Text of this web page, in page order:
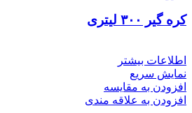
کره گیر ۳۰۰ لیتری
اطلاعات بیشتر
نمایش سریع
افزودن به مقایسه
افزودن به علاقه مندی